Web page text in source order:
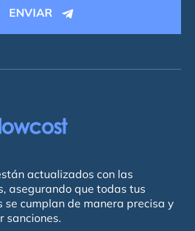
ENVIAR
actualizados con las
asegurando que todas tus
se cumplan de manera precisa y
sanciones.